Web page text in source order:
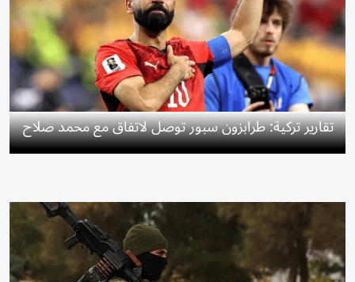
تقارير تركية: طرابزون سبور توصل لاتفاق مع محمد صلاح